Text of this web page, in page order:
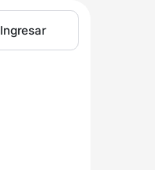
Ingresar